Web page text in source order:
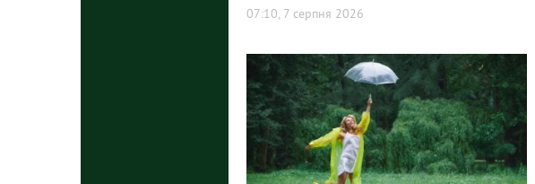
07:10, 7 серпня 2026